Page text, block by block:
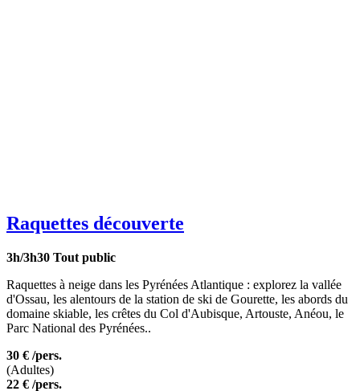
Raquettes découverte
3h/3h30 Tout public
Raquettes à neige dans les Pyrénées Atlantique : explorez la vallée
d'Ossau, les alentours de la station de ski de Gourette, les abords du
domaine skiable, les crêtes du Col d'Aubisque, Artouste, Anéou, le
Parc National des Pyrénées..
30 € /pers.
(Adultes)
22 € /pers.